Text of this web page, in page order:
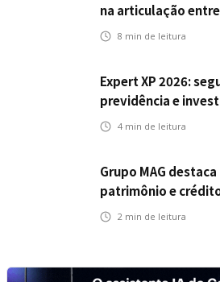
na articulação
corretores e
8 min de leitura
Expert XP 2026:
previdência e
estabelecem uma
4 min de leitura
Grupo MAG
patrimônio e
2026
2 min de leitura